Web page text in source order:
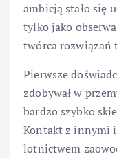
ambicją stało się
tylko jako
twórca rozwiązań
Pierwsze
zdobywał w
bardzo szybko
Kontakt z innymi
lotnictwem